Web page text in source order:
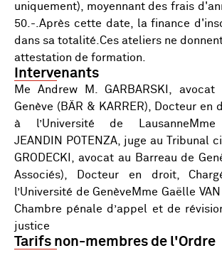
uniquement), moyennant des frais
50.-.Après cette date, la finance
dans sa totalité.Ces ateliers ne
attestation de formation.
Intervenants
Me Andrew M. GARBARSKI,
Genève (BÄR & KARRER), Docteur en
à l’Université de LausanneMme
JEANDIN POTENZA, juge au Tribunal
GRODECKI, avocat au Barreau de
Associés), Docteur en droit,
l’Université de GenèveMme Gaëlle
Chambre pénale d’appel et de
justice
Tarifs non-membres de l'Ordre